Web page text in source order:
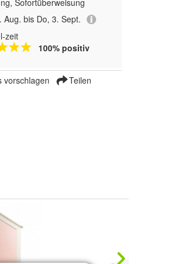
Aug. bis Do, 3. Sept.
zeit
100% positiv
vorschlagen Teilen